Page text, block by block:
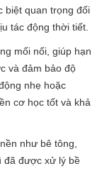
biệt quan trọng đối
tác động thời tiết.
mối nối, giúp hạn
và đảm bảo độ
nhẹ hoặc
cơ học tốt và khả
như bê tông,
đã được xử lý bề